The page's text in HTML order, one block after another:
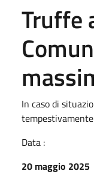
Truffe
In caso di
Data :
20 maggio 2025